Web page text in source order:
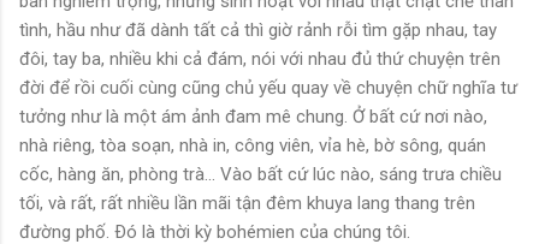
tình, hầu như đã dành tất cả thì giờ rảnh rỗi tìm gặp nhau, tay
đôi, tay ba, nhiều khi cả đám, nói với nhau đủ thứ chuyện trên
đời để rồi cuối cùng cũng chủ yếu quay về chuyện chữ nghĩa tư
tưởng như là một ám ảnh đam mê chung. Ở bất cứ nơi nào,
nhà riêng, tòa soạn, nhà in, công viên, vỉa hè, bờ sông, quán
cốc, hàng ăn, phòng trà... Vào bất cứ lúc nào, sáng trưa chiều
tối, và rất, rất nhiều lần mãi tận đêm khuya lang thang trên
đường phố. Ðó là thời kỳ bohémien của chúng tôi.